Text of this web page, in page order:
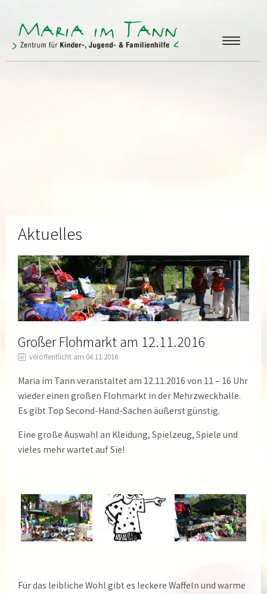
Aktuelles
Großer Flohmarkt am 12.11.2016
veröffentlicht am 04.11.2016
Maria im Tann veranstaltet am 12.11.2016 von 11 – 16 Uhr
wieder einen großen Flohmarkt in der Mehrzweckhalle.
Es gibt Top Second-Hand-Sachen äußerst günstig.
Eine große Auswahl an Kleidung, Spielzeug, Spiele und
vieles mehr wartet auf Sie!
Für das leibliche Wohl gibt es leckere Waffeln und warme